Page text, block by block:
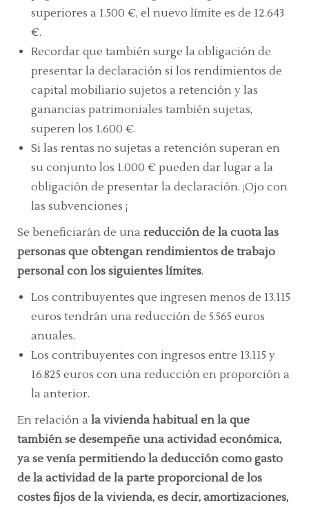
superiores a 1.500 €, el nuevo límite es de 12.643
€.
Recordar que también surge la obligación de
presentar la declaración si los rendimientos de
capital mobiliario sujetos a retención y las
ganancias patrimoniales también sujetas,
superen los 1.600 €.
Si las rentas no sujetas a retención superan en
su conjunto los 1.000 € pueden dar lugar a la
obligación de presentar la declaración. ¡Ojo con
las subvenciones ¡
Se beneficiarán de una reducción de la cuota las
personas que obtengan rendimientos de trabajo
personal con los siguientes límites.
Los contribuyentes que ingresen menos de 13.115
euros tendrán una reducción de 5.565 euros
anuales.
Los contribuyentes con ingresos entre 13.115 y
16.825 euros con una reducción en proporción a
la anterior.
En relación a la vivienda habitual en la que
también se desempeñe una actividad económica,
ya se venía permitiendo la deducción como gasto
de la actividad de la parte proporcional de los
costes fijos de la vivienda, es decir, amortizaciones,